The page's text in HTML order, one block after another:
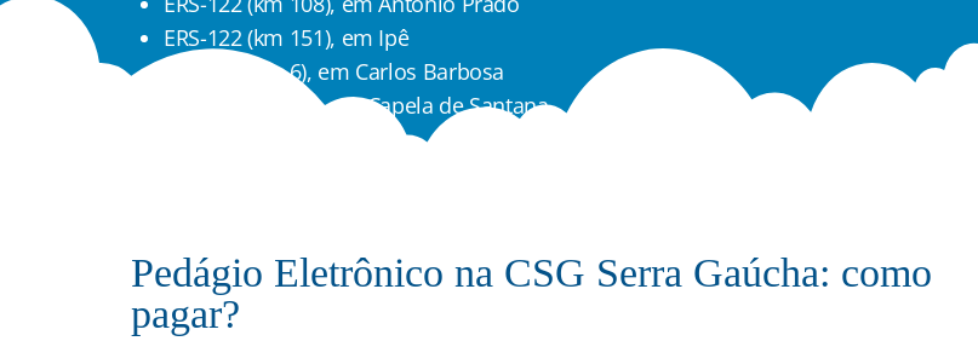
ERS-122 (km 151), em Ipê
ERS-446 (km 6), em Carlos Barbosa
ERS-240 (km 30), em Capela de Santana
Pedágio Eletrônico na CSG Serra Gaúcha: como
pagar?